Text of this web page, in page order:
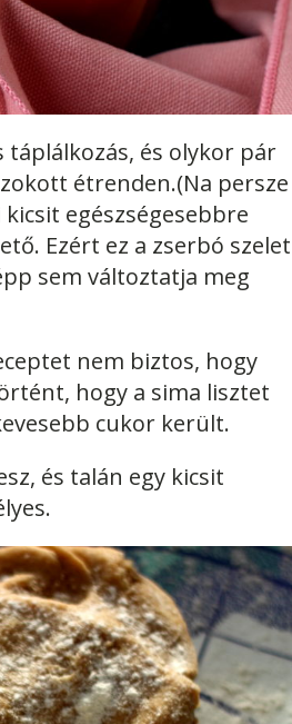
táplálkozás, és olykor pár
étrenden.(Na persze
egészségesebbre
Ezért ez a zserbó szelet
sem változtatja meg
nem biztos, hogy
hogy a sima lisztet
cukor került.
és talán egy kicsit